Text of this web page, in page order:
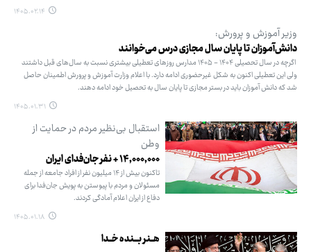
۱۴۰۵.۰۲.۱۴
وزیر آموزش و پرورش:
دانش‌آموزان تا پایان سال مجازی درس می‌خوانند
اگرچه در سال تحصیلی ۱۴۰۴ - ۱۴۰۵ مدارس روزهای تعطیلی بیشتری نسبت به سال‌های قبل داشتند
ولی این تعطیلی اکنون به شکل غیرحضوری ادامه دارد. با اعلام وزارت آموزش و پرورش اطمینان حاصل
شد که دانش آموزان باید در بستر مجازی تا پایان سال به تحصیل خود ادامه دهند.
۱۴۰۵.۰۱.۳۱
استقبال بی‌نظیر مردم در حمایت از
وطن
۱۴,۰۰۰,۰۰۰ + نفر جان‌فدای ایران
تاکنون بیش از ۱۴ میلیون نفر از افراد جامعه از جمله
مسئولان و مردم با پیوستن به پویش جان‌فدا برای
دفاع از ایران اعلام آمادگی کردند.
۱۴۰۵.۰۱.۱۸
هــنر بـــنده خــدا